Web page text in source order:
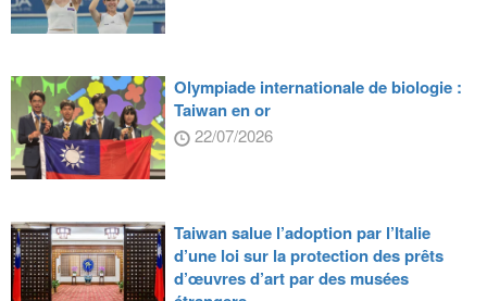
Olympiade internationale de biologie :
Taiwan en or
22/07/2026
Taiwan salue l’adoption par l’Italie
d’une loi sur la protection des prêts
d’œuvres d’art par des musées